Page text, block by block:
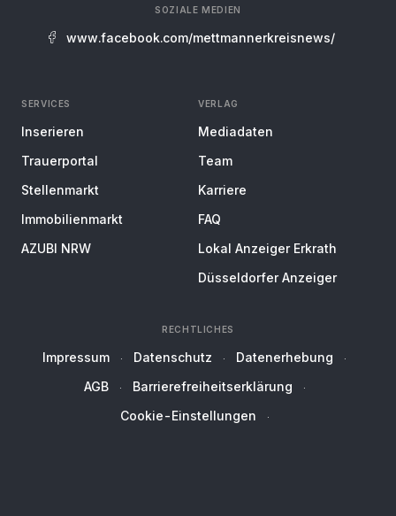
SOZIALE MEDIEN
www.facebook.com/mettmannerkreisnews/
SERVICES
Inserieren
Trauerportal
Stellenmarkt
Immobilienmarkt
AZUBI NRW
VERLAG
Mediadaten
Team
Karriere
FAQ
Lokal Anzeiger Erkrath
Düsseldorfer Anzeiger
RECHTLICHES
Impressum Datenschutz
Datenerhebung
AGB
Barrierefreiheitserklärung
Cookie-Einstellungen